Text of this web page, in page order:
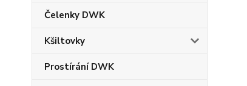
Čelenky DWK
Kšiltovky
Prostírání DWK